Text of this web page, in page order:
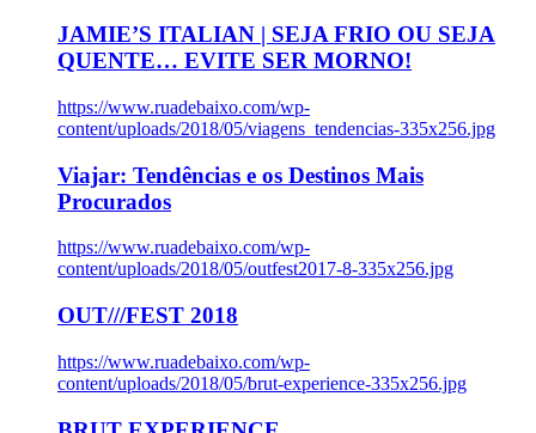
JAMIE’S ITALIAN | SEJA FRIO OU SEJA
QUENTE… EVITE SER MORNO!
https://www.ruadebaixo.com/wp-
content/uploads/2018/05/viagens_tendencias-335x256.jpg
Viajar: Tendências e os Destinos Mais
Procurados
https://www.ruadebaixo.com/wp-
content/uploads/2018/05/outfest2017-8-335x256.jpg
OUT///FEST 2018
https://www.ruadebaixo.com/wp-
content/uploads/2018/05/brut-experience-335x256.jpg